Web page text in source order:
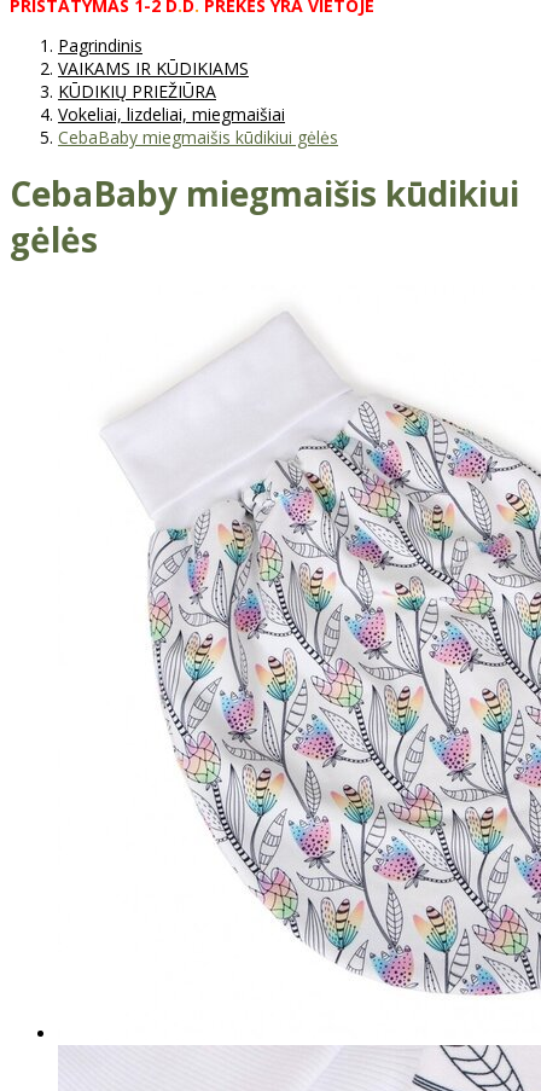
PRISTATYMAS 1-2 D. D. PREKĖS YRA VIETOJE
Pagrindinis
VAIKAMS IR KŪDIKIAMS
KŪDIKIŲ PRIEŽIŪRA
Vokeliai, lizdeliai, miegmaišiai
CebaBaby miegmaišis kūdikiui gėlės
CebaBaby miegmaišis kūdikiui
gėlės